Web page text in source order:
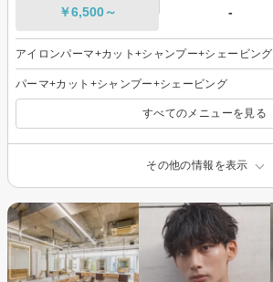
￥6,500～ -
アイロンパーマ+カット+シャンプー+シェービング
パーマ+カット+シャンプー+シェービング
すべてのメニューを見る
その他の情報を表示